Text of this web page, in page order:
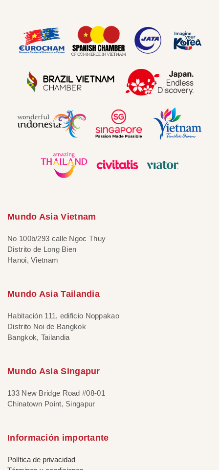
Mundo Asia Vietnam
No 100b/293 calle Ngoc Thuy
Distrito de Long Bien
Hanoi, Vietnam
Mundo Asia Tailandia
Habitación 111, edificio Noppakao
Distrito Noi de Bangkok
Bangkok, Tailandia
Mundo Asia Singapur
133 New Bridge Road #08-01
Chinatown Point, Singapur
Información importante
Política de privacidad